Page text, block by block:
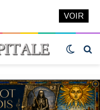
Switch
VOIR